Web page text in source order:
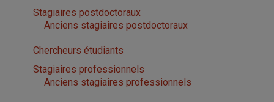
Stagiaires postdoctoraux
Anciens stagiaires postdoctoraux
Chercheurs étudiants
Stagiaires professionnels
Anciens stagiaires professionnels